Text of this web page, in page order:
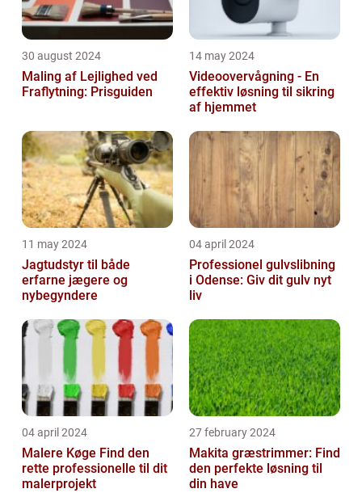
30 august 2024
Maling af Lejlighed ved
Fraflytning: Prisguiden
14 may 2024
Videoovervågning - En
effektiv løsning til sikring
af hjemmet
11 may 2024
Jagtudstyr til både
erfarne jægere og
nybegyndere
04 april 2024
Professionel gulvslibning
i Odense: Giv dit gulv nyt
liv
04 april 2024
Malere Køge Find den
rette professionelle til dit
malerprojekt
27 february 2024
Makita græstrimmer: Find
den perfekte løsning til
din have